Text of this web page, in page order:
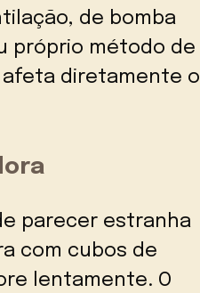
de bomba
próprio método de
diretamente o
parecer estranha
com cubos de
lentamente. O